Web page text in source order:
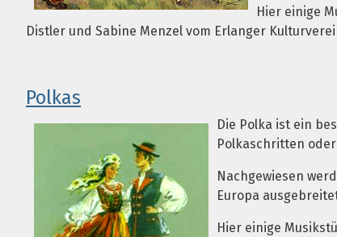
Hier einige
Distler und Sabine Menzel vom Erlanger
Polkas
Die Polka ist ein
Polkaschritten
Nachgewiesen
Europa
Hier einige